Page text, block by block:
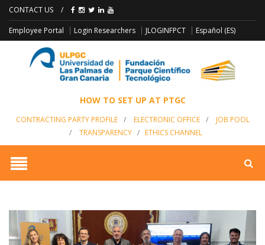
CONTACT US /
Employee Portal Login Researchers JLOGINFPCT Español (ES)
HOW TO SET UP AT PTGC
CONTRACTING PARTY PROFILE / ELECTRONIC OFFICE /
JOB POOL
/
TRANSPARENCY/ ETHICS CHANNEL